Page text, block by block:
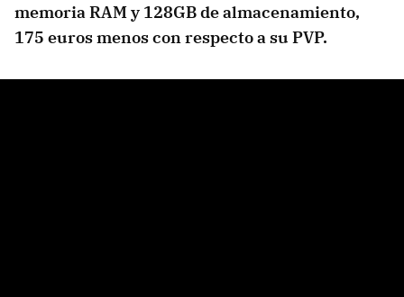
memoria RAM y 128GB de almacenamiento,
175 euros menos con respecto a su PVP.